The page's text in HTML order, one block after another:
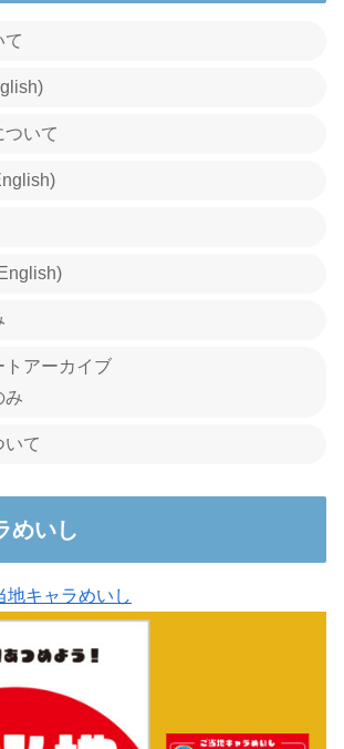
て
ついて
アーカイブ
み
いて
めいし
地キャラめいし